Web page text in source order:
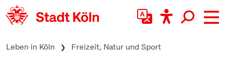
zum Inhalt springen
Leben in Köln Freizeit, Natur und Sport